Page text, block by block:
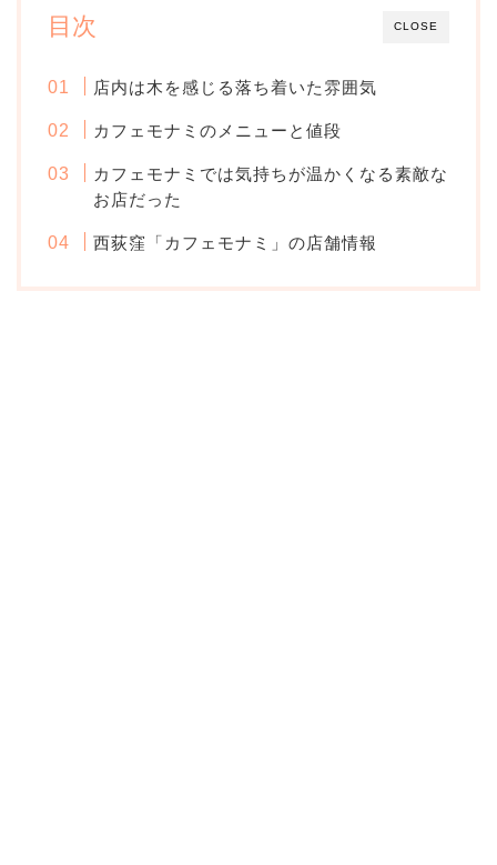
CLOSE
目次
店内は木を感じる落ち着いた雰囲気
カフェモナミのメニューと値段
カフェモナミでは気持ちが温かくなる素敵な
お店だった
西荻窪「カフェモナミ」の店舗情報